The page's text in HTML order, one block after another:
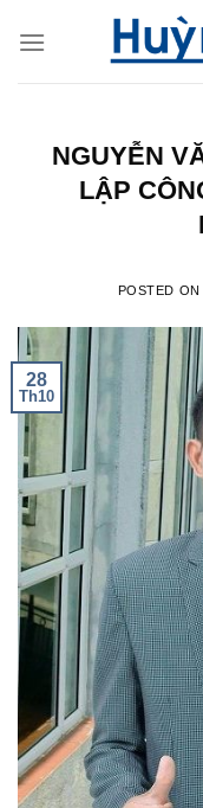
NGUYỄN
LẬP
POSTED
28
Th10